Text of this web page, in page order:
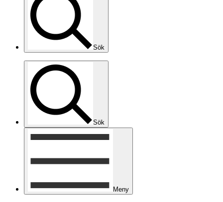
Sök
Sök
Meny